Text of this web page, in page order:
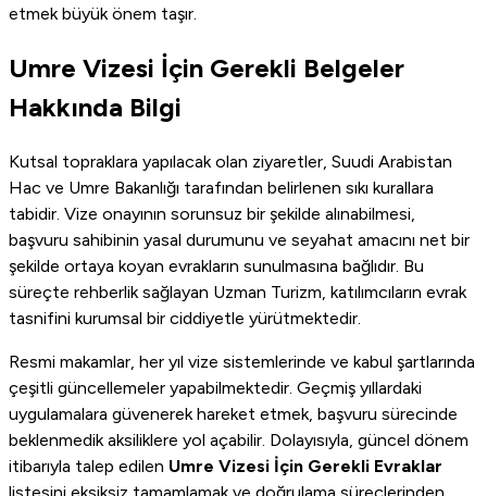
etmek büyük önem taşır.
Umre Vizesi İçin Gerekli Belgeler
Hakkında Bilgi
Kutsal topraklara yapılacak olan ziyaretler, Suudi Arabistan
Hac ve Umre Bakanlığı tarafından belirlenen sıkı kurallara
tabidir. Vize onayının sorunsuz bir şekilde alınabilmesi,
başvuru sahibinin yasal durumunu ve seyahat amacını net bir
şekilde ortaya koyan evrakların sunulmasına bağlıdır. Bu
süreçte rehberlik sağlayan Uzman Turizm, katılımcıların evrak
tasnifini kurumsal bir ciddiyetle yürütmektedir.
Resmi makamlar, her yıl vize sistemlerinde ve kabul şartlarında
çeşitli güncellemeler yapabilmektedir. Geçmiş yıllardaki
uygulamalara güvenerek hareket etmek, başvuru sürecinde
beklenmedik aksiliklere yol açabilir. Dolayısıyla, güncel dönem
itibarıyla talep edilen Umre Vizesi İçin Gerekli Evraklar